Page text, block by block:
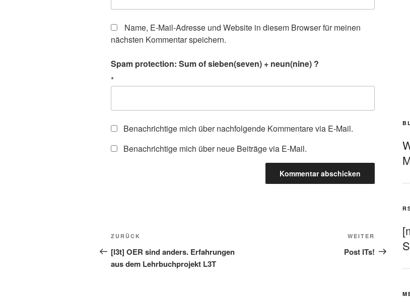
Name, E-Mail-Adresse und Website in diesem Browser für meinen
nächsten Kommentar speichern.
Spam protection: Sum of sieben(seven) + neun(nine) ?
*
Benachrichtige mich über nachfolgende Kommentare via E-Mail.
Benachrichtige mich über neue Beiträge via E-Mail.
Beitragsnavigation
Vorheriger
Beitrag
ZURÜCK
[l3t] OER sind anders. Erfahrungen
aus dem Lehrbuchprojekt L3T
Nächster
Beitrag
WEITER
Post ITs!